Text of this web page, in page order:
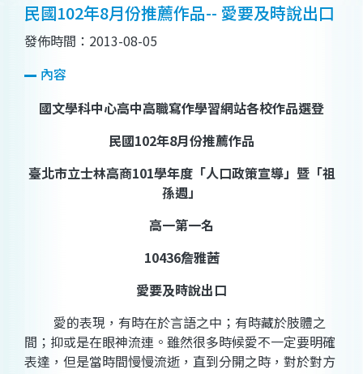
民國102年8月份推薦作品-- 愛要及時說出口
發佈時間：2013-08-05
內容
國文學科中心高中高職寫作學習網站各校作品選登
民國102年8月份推薦作品
臺北市立士林高商101學年度「人口政策宣導」暨「祖
孫週」
高一第一名
10436詹雅茜
愛要及時說出口
愛的表現，有時在於言語之中；有時藏於肢體之
間；抑或是在眼神流連。雖然很多時候愛不一定要明確
表達，但是當時間慢慢流逝，直到分開之時，對於對方